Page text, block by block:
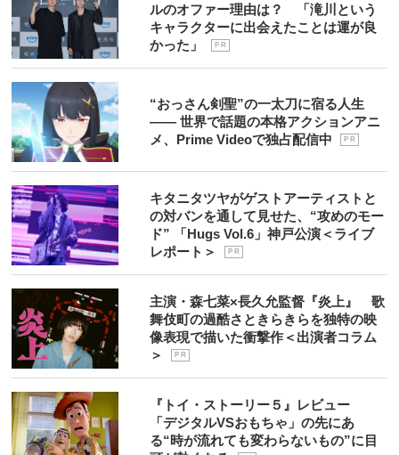
ルのオファー理由は？ 「滝川という
キャラクターに出会えたことは運が良
かった」
P R
“おっさん剣聖”の一太刀に宿る人生
―― 世界で話題の本格アクションアニ
メ、Prime Videoで独占配信中
P R
キタニタツヤがゲストアーティストと
の対バンを通して見せた、“攻めのモー
ド” 「Hugs Vol.6」神戸公演＜ライブ
レポート＞
P R
主演・森七菜×長久允監督『炎上』 歌
舞伎町の過酷さときらきらを独特の映
像表現で描いた衝撃作＜出演者コラム
＞
P R
『トイ・ストーリー５』レビュー
「デジタルVSおもちゃ」の先にあ
る“時が流れても変わらないもの”に目